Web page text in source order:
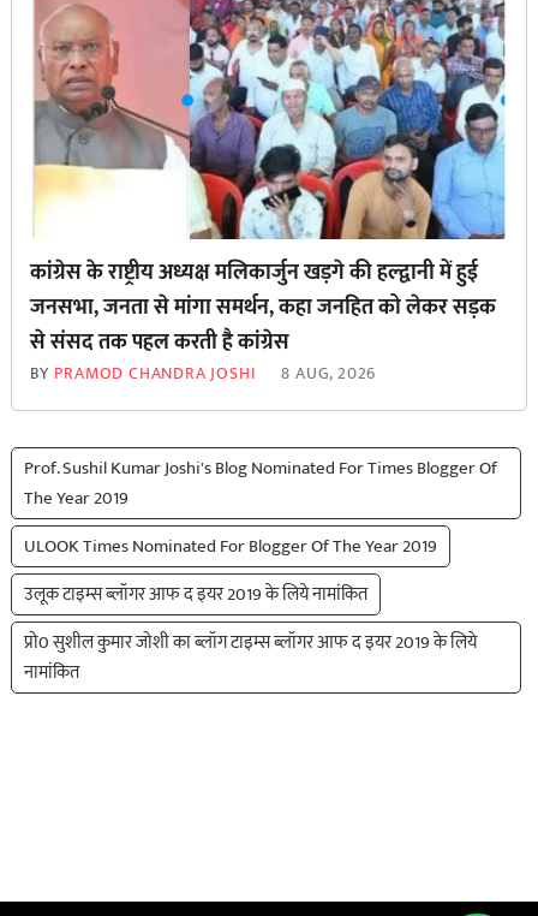
कांग्रेस के राष्ट्रीय अध्यक्ष मलिकार्जुन खड़गे की हल्द्वानी में हुई
जनसभा, जनता से मांगा समर्थन, कहा जनहित को लेकर सड़क
से ‌संसद तक पहल करती है कांग्रेस
BY PRAMOD CHANDRA JOSHI 8 AUG, 2026
Prof. Sushil Kumar Joshi's Blog Nominated For Times Blogger Of
The Year 2019
ULOOK Times Nominated For Blogger Of The Year 2019
उलूक टाइम्स ब्लॉगर आफ द इयर 2019 के लिये नामांकित
प्रो0 सुशील कुमार जोशी का ब्लॉग टाइम्स ब्लॉगर आफ द इयर 2019 के लिये
नामांकित